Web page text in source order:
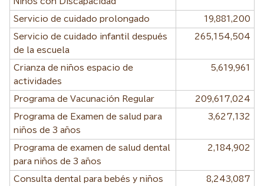
Servicio de cuidado prolongado 19,881,200
Servicio de cuidado infantil después
de la escuela
265,154,504
Crianza de niños espacio de
actividades
5,619,961
Programa de Vacunación Regular 209,617,024
Programa de Examen de salud para
niños de 3 años
3,627,132
Programa de examen de salud dental
para niños de 3 años
2,184,902
Consulta dental para bebés y niños
8,243,087